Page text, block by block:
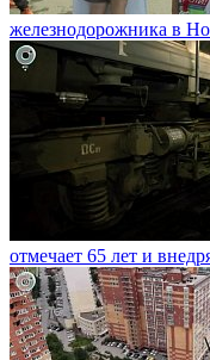
железнодорожника в
отмечает 65 лет и